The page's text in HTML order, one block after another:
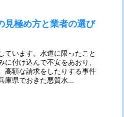
見極め方と業者の選び
ています。水道に限ったこと
付け込んで不安をあおり、
高額な請求をしたりする事件
庫県でおきた悪質水...